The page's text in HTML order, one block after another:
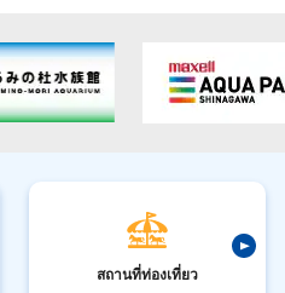
สถานที่ท่องเที่ยว